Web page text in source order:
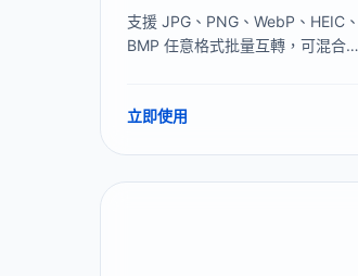
支援 JPG、PNG、WebP、HEIC、
BMP 任意格式批量互轉，可混合上
器，無數量限制。
立即使用